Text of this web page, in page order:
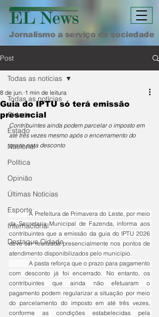
Jornalismo a serviço da sociedade
Post
Todas as notícias
Cidade
Estado
Nacional
Política
Opinião
Últimas Notícias
Esporte
Internacional
Destaque Cidade
Todas as notícias
Guia do IPTU só terá emissão
presencial
8 de jun. 1 min de leitura
Contribuintes ainda podem parcelar o imposto em
até três vezes mesmo após o encerramento do
prazo para desconto
	A Prefeitura de Primavera do Leste, por meio
da Secretaria Municipal de Fazenda, informa aos
contribuintes que a emissão da guia do IPTU 2026
deve ser realizada presencialmente nos pontos de
atendimento disponibilizados pelo município.
com desconto já foi encerrado. No entanto, os
contribuintes que ainda não efetuaram o
pagamento podem regularizar a situação por meio
do parcelamento do imposto em até três vezes,
conforme as condições estabelecidas pela